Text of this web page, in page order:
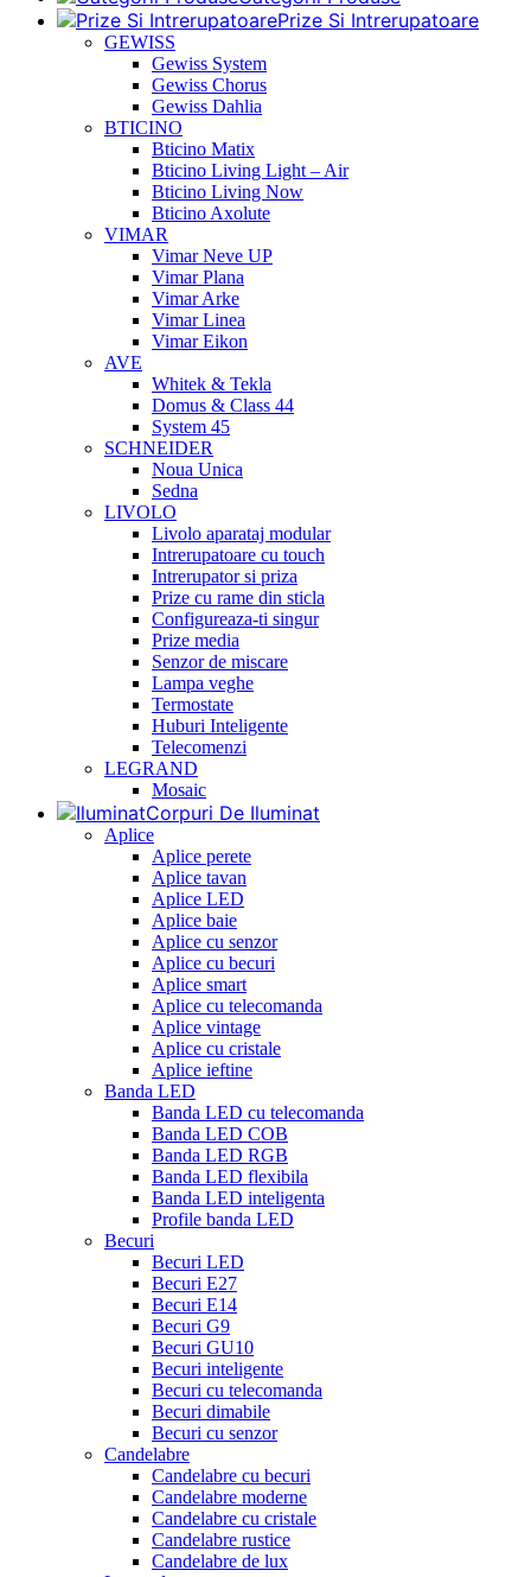
Prize Si Intrerupatoare
GEWISS
Gewiss System
Gewiss Chorus
Gewiss Dahlia
BTICINO
Bticino Matix
Bticino Living Light – Air
Bticino Living Now
Bticino Axolute
VIMAR
Vimar Neve UP
Vimar Plana
Vimar Arke
Vimar Linea
Vimar Eikon
AVE
Whitek & Tekla
Domus & Class 44
System 45
SCHNEIDER
Noua Unica
Sedna
LIVOLO
Livolo aparataj modular
Intrerupatoare cu touch
Intrerupator si priza
Prize cu rame din sticla
Configureaza-ti singur
Prize media
Senzor de miscare
Lampa veghe
Termostate
Huburi Inteligente
Telecomenzi
LEGRAND
Mosaic
Corpuri De Iluminat
Aplice
Aplice perete
Aplice tavan
Aplice LED
Aplice baie
Aplice cu senzor
Aplice cu becuri
Aplice smart
Aplice cu telecomanda
Aplice vintage
Aplice cu cristale
Aplice ieftine
Banda LED
Banda LED cu telecomanda
Banda LED COB
Banda LED RGB
Banda LED flexibila
Banda LED inteligenta
Profile banda LED
Becuri
Becuri LED
Becuri E27
Becuri E14
Becuri G9
Becuri GU10
Becuri inteligente
Becuri cu telecomanda
Becuri dimabile
Becuri cu senzor
Candelabre
Candelabre cu becuri
Candelabre moderne
Candelabre cu cristale
Candelabre rustice
Candelabre de lux